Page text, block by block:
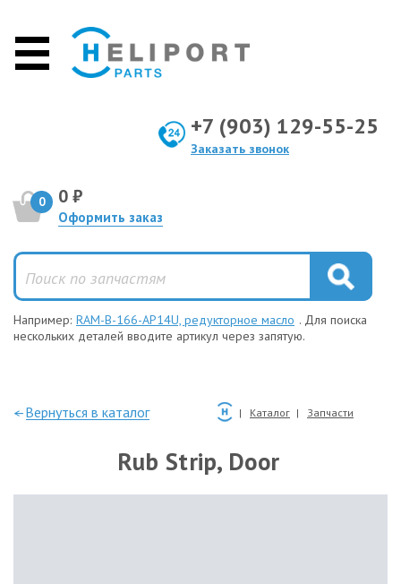
+7 (903) 129-55-25
Заказать звонок
0 0 ₽
Оформить заказ
Например: RAM-B-166-AP14U, редукторное масло . Для поиска
нескольких деталей вводите артикул через запятую.
—Вернуться в каталог Каталог Запчасти
Rub Strip, Door